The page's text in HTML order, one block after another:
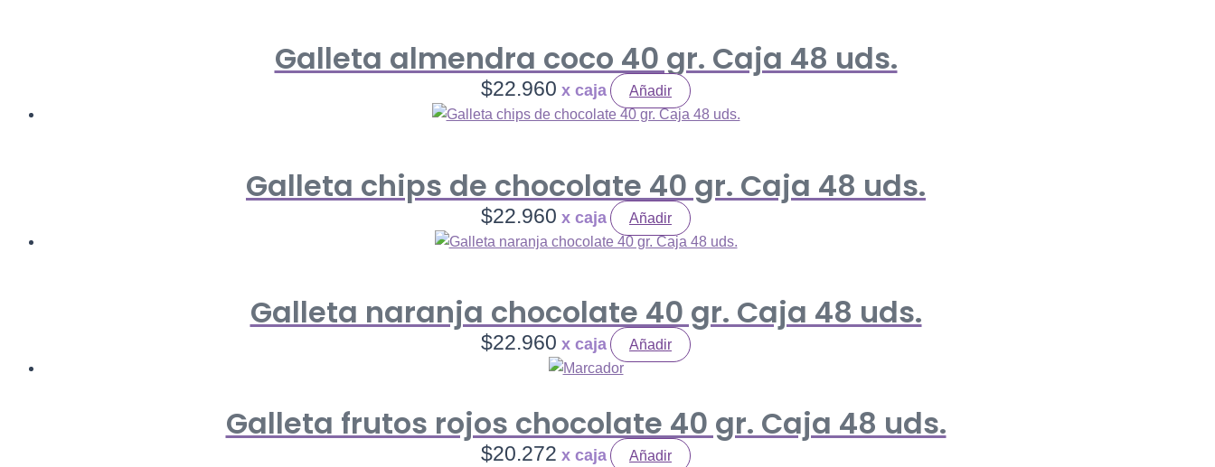
Galleta almendra coco 40 gr. Caja 48 uds.
$22.960 Añadir
Galleta chips de chocolate 40 gr. Caja 48 uds.
$22.960 Añadir
Galleta naranja chocolate 40 gr. Caja 48 uds.
$22.960 Añadir
Galleta frutos rojos chocolate 40 gr. Caja 48 uds.
$20.272 Añadir